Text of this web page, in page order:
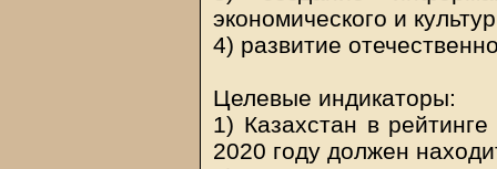
экономического и
4) развитие
Целевые индикаторы:
1) Казахстан в
2020 году должен